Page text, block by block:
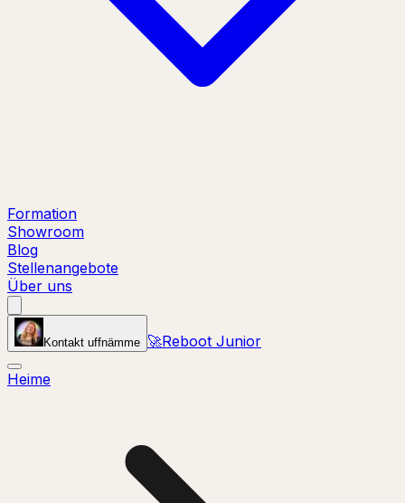
Formation
Showroom
Blog
Stellenangebote
Über uns
Kontakt uffnämme 🚀Reboot Junior
Heime